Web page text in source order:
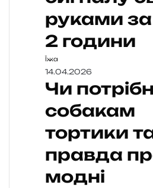
руками за
2 години
Їжа
14.04.2026
Чи
собакам
тортики
правда
модні